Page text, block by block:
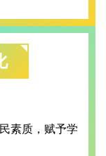
素质，赋予学